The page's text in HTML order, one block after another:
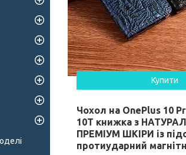
Купити
Чохол на OnePlus 10
10T книжка з
ПРЕМІУМ ШКІРИ із
протиударний